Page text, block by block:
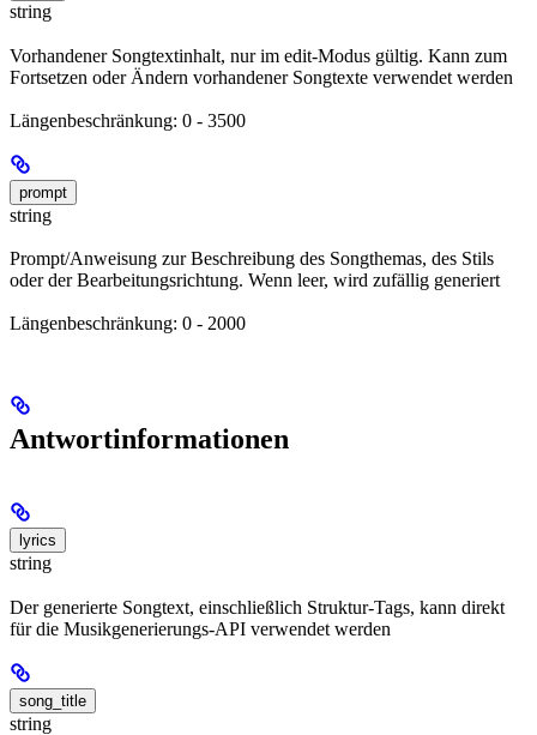
string
Vorhandener Songtextinhalt, nur im edit-Modus gültig. Kann zum
Fortsetzen oder Ändern vorhandener Songtexte verwendet werden
Längenbeschränkung: 0 - 3500
prompt
string
Prompt/Anweisung zur Beschreibung des Songthemas, des Stils
oder der Bearbeitungsrichtung. Wenn leer, wird zufällig generiert
Längenbeschränkung: 0 - 2000
Antwortinformationen
lyrics
string
Der generierte Songtext, einschließlich Struktur-Tags, kann direkt
für die Musikgenerierungs-API verwendet werden
song_title
string